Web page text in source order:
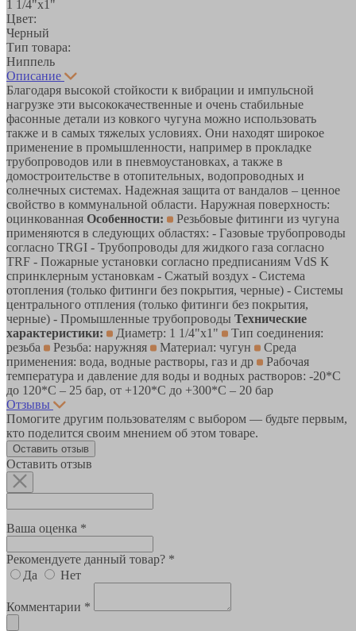
1 1/4"х1"
Цвет:
Черный
Тип товара:
Ниппель
Описание
Благодаря высокой стойкости к вибрации и импульсной
нагрузке эти высококачественные и очень стабильные
фасонные детали из ковкого чугуна можно использовать
также и в самых тяжелых условиях. Они находят широкое
применение в промышленности, например в прокладке
трубопроводов или в пневмоустановках, а также в
домостроительстве в отопительных, водопроводных и
солнечных системах. Надежная защита от вандалов – ценное
свойство в коммунальной области. Наружная поверхность:
оцинкованная Особенности:
Резьбовые фитинги из чугуна
применяются в следующих областях: - Газовые трубопроводы
согласно TRGI - Трубопроводы для жидкого газа согласно
TRF - Пожарные установки согласно предписаниям VdS К
спринклерным установкам - Сжатый воздух - Система
отопления (только фитинги без покрытия, черные) - Системы
центрального отпления (только фитинги без покрытия,
черные) - Промышленные трубопроводы Технические
характеристики:
Диаметр: 1 1/4"х1"
Тип соединения:
резьба
Резьба: наружняя Материал: чугун
Среда
применения: вода, водные растворы, газ и др
Рабочая
температура и давление для воды и водных растворов: -20*C
до 120*С – 25 бар, от +120*C до +300*С – 20 бар
Отзывы
Помогите другим пользователям с выбором — будьте первым,
кто поделится своим мнением об этом товаре.
Оставить отзыв
Оставить отзыв
Ваша оценка *
Рекомендуете данный товар? *
Да
Нет
Комментарии *